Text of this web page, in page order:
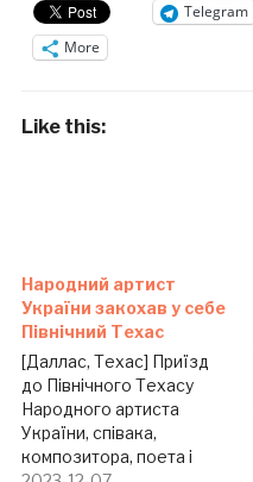
Telegram
More
Like this:
Народний артист
України закохав у себе
Північний Техас
[Даллас, Техас] Приїзд
до Північного Техасу
Народного артиста
України, співака,
композитора, поета і